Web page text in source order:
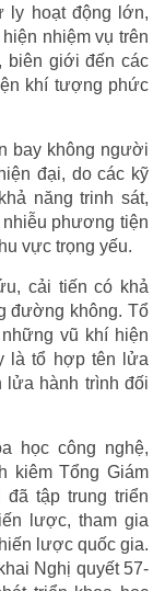
ly hoạt động lớn,
nhiệm vụ trên
biên giới đến các
khí tượng phức
bay không người
đại, do các kỹ
năng trinh sát,
phương tiện
vực trọng yếu.
cải tiến có khả
đường không. Tổ
vũ khí hiện
là tổ hợp tên lửa
lửa hành trình đối
học công nghệ,
kiêm Tổng Giám
đã tập trung triển
lược, tham gia
lược quốc gia.
Nghị quyết 57-